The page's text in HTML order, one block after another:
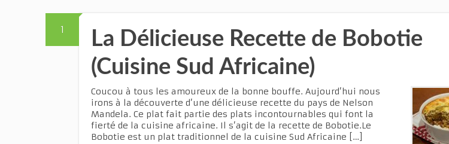
1
La Délicieuse Recette de Bobotie
(Cuisine Sud Africaine)
Coucou à tous les amoureux de la bonne bouffe. Aujourd’hui nous
irons à la découverte d’une délicieuse recette du pays de Nelson
Mandela. Ce plat fait partie des plats incontournables qui font la
fierté de la cuisine africaine. Il s’agit de la recette de Bobotie.Le
Bobotie est un plat traditionnel de la cuisine Sud Africaine […]